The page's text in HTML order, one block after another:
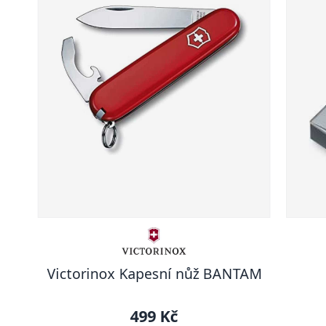
Victorinox Kapesní nůž BANTAM
499 Kč